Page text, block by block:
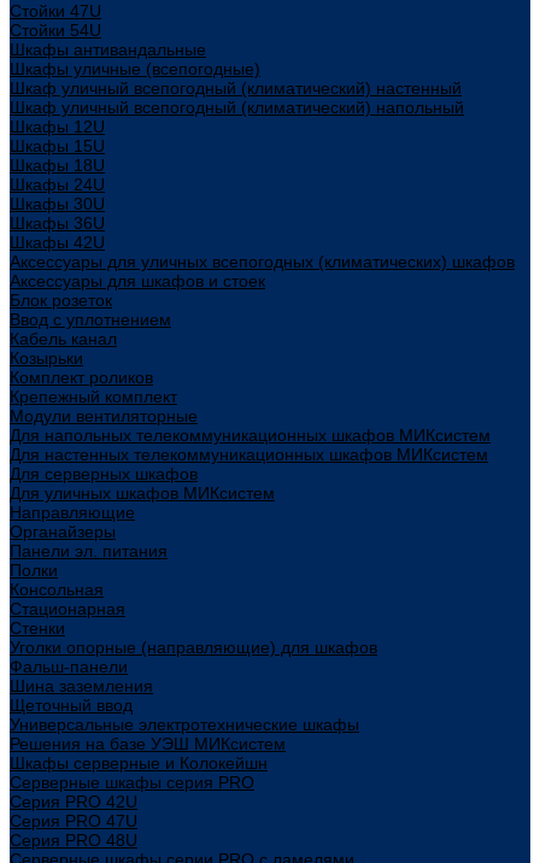
Стойки 47U
Стойки 54U
Шкафы антивандальные
Шкафы уличные (всепогодные)
Шкаф уличный всепогодный (климатический) настенный
Шкаф уличный всепогодный (климатический) напольный
Шкафы 12U
Шкафы 15U
Шкафы 18U
Шкафы 24U
Шкафы 30U
Шкафы 36U
Шкафы 42U
Аксессуары для уличных всепогодных (климатических) шкафов
Аксессуары для шкафов и стоек
Блок розеток
Ввод с уплотнением
Кабель канал
Козырьки
Комплект роликов
Крепежный комплект
Модули вентиляторные
Для напольных телекоммуникационных шкафов МИКсистем
Для настенных телекоммуникационных шкафов МИКсистем
Для серверных шкафов
Для уличных шкафов МИКсистем
Направляющие
Органайзеры
Панели эл. питания
Полки
Консольная
Стационарная
Стенки
Уголки опорные (направляющие) для шкафов
Фальш-панели
Шина заземления
Щеточный ввод
Универсальные электротехнические шкафы
Решения на базе УЭШ МИКсистем
Шкафы серверные и Колокейшн
Серверные шкафы серия PRO
Серия PRO 42U
Серия PRO 47U
Серия PRO 48U